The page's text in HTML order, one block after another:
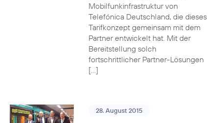
Mobilfunkinfrastruktur von
Telefónica Deutschland, die dieses
Tarifkonzept gemeinsam mit dem
Partner entwickelt hat. Mit der
Bereitstellung solch
fortschrittlicher Partner-Lösungen
[…]
28. August 2015